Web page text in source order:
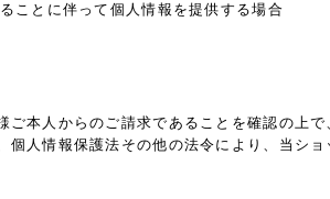
ことに伴って個人情報を提供する場合
本人からのご請求であることを確認の上で
人情報保護法その他の法令により、当ショ